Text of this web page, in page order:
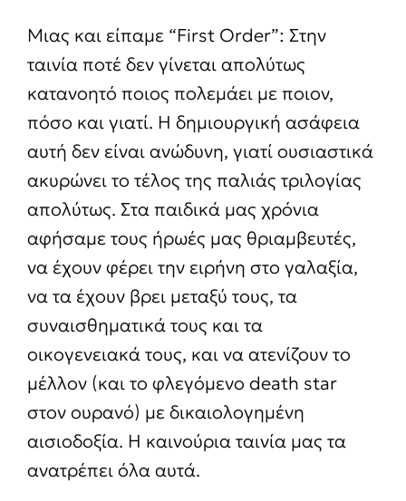
Μιας και είπαμε “First Order”: Στην
ταινία ποτέ δεν γίνεται απολύτως
κατανοητό ποιος πολεμάει με ποιον,
πόσο και γιατί. Η δημιουργική ασάφεια
αυτή δεν είναι ανώδυνη, γιατί ουσιαστικά
ακυρώνει το τέλος της παλιάς τριλογίας
απολύτως. Στα παιδικά μας χρόνια
αφήσαμε τους ήρωές μας θριαμβευτές,
να έχουν φέρει την ειρήνη στο γαλαξία,
να τα έχουν βρει μεταξύ τους, τα
συναισθηματικά τους και τα
οικογενειακά τους, και να ατενίζουν το
μέλλον (και το φλεγόμενο death star
στον ουρανό) με δικαιολογημένη
αισιοδοξία. Η καινούρια ταινία μας τα
ανατρέπει όλα αυτά.